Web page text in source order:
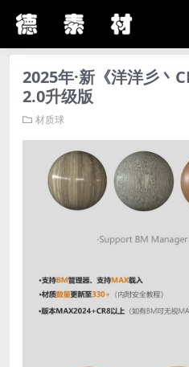
2025年·新《洋洋彡丶
2.0升级版
材质球